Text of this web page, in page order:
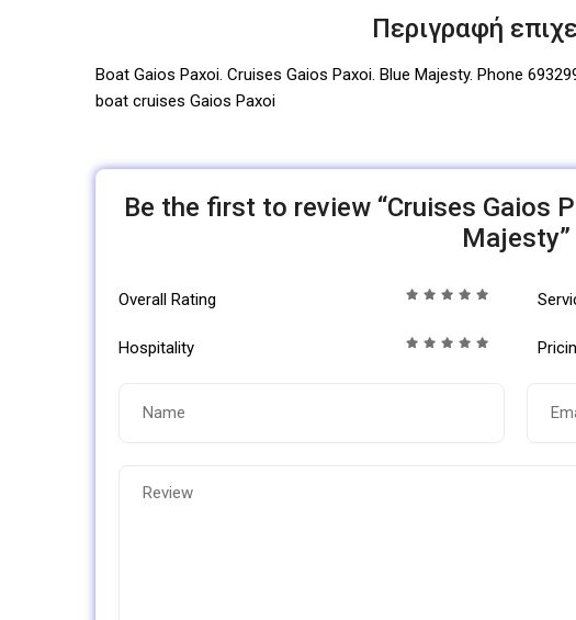
Περιγραφή
Boat Gaios Paxoi. Cruises Gaios Paxoi. Blue Majesty. Phone
boat cruises Gaios Paxoi
Be the first to review “Cruises Gaios
Majesty”
Overall Rating
Hospitality